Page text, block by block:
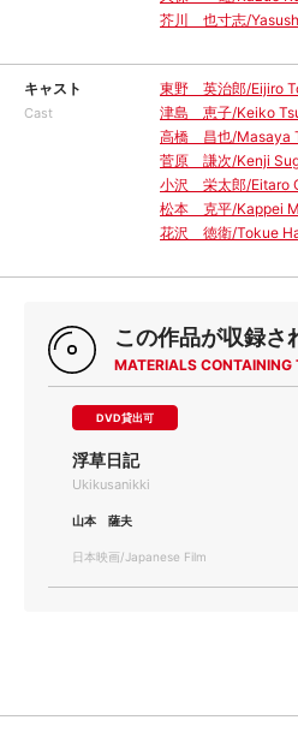
芥川 也寸志/
キャスト
Cast
東野 英治郎/Eijiro
津島 恵子/Keiko
高橋 昌也/Masaya
菅原 謙次/Kenji
小沢 栄太郎/Eitaro
松本 克平/Kappei
花沢 徳衛/Tokue
この作品が収録さ
MATERIALS CONTAINING
DVD貸出可
浮草日記
Ukikusanikki
山本 薩夫
日本映画/Japanese Film